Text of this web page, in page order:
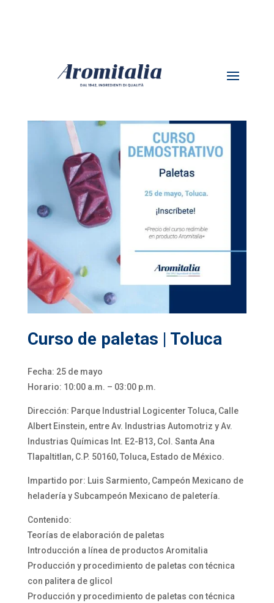
Curso de paletas | Toluca
Fecha: 25 de mayo
Horario: 10:00 a.m. – 03:00 p.m.
Dirección: Parque Industrial Logicenter Toluca, Calle
Albert Einstein, entre Av. Industrias Automotriz y Av.
Industrias Químicas Int. E2-B13, Col. Santa Ana
Tlapaltitlan, C.P. 50160, Toluca, Estado de México.
Impartido por: Luis Sarmiento, Campeón Mexicano de
heladería y Subcampeón Mexicano de paletería.
Contenido:
Teorías de elaboración de paletas
Introducción a línea de productos Aromitalia
Producción y procedimiento de paletas con técnica
con palitera de glicol
Producción y procedimiento de paletas con técnica